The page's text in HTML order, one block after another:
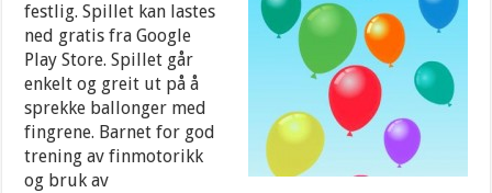
festlig. Spillet kan lastes
ned gratis fra Google
Play Store. Spillet går
enkelt og greit ut på å
sprekke ballonger med
fingrene. Barnet for god
trening av finmotorikk
og bruk av